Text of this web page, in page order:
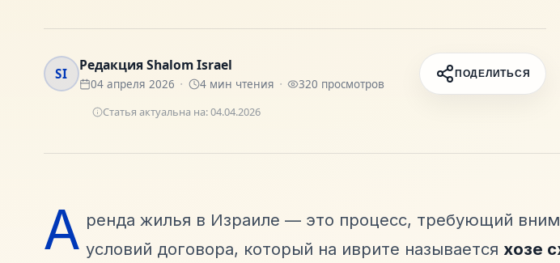
SI Редакция Shalom Israel
04 апреля 2026 4мин чтения 320 просмотров
ПОДЕЛИТЬСЯ
Статья актуальна на:04.04.2026
А ренда жилья в Израиле — это процесс, требующий
условий договора, который на иврите называется хозе